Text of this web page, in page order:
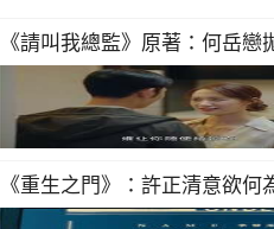
《請叫我總監》原著：何岳
《重生之門》：許正清意欲